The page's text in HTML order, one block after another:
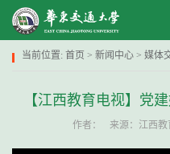
当前位置: 首页 > 新闻中心 > 媒体
【江西教育电视】党
作者： 来源：江西教